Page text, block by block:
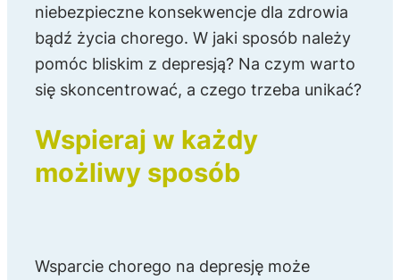
niebezpieczne konsekwencje dla zdrowia
bądź życia chorego. W jaki sposób należy
pomóc bliskim z depresją? Na czym warto
się skoncentrować, a czego trzeba unikać?
Wspieraj w każdy
możliwy sposób
Wsparcie chorego na depresję może